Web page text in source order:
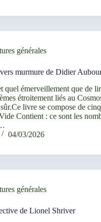
générales
murmure de Didier
quel émerveillement que de
étroitement liés au
livre se compose de
Contient : ce sont les
04/03/2026
générales
de Lionel Shriver